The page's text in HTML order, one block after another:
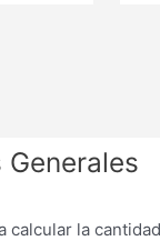
calcular la cantidad